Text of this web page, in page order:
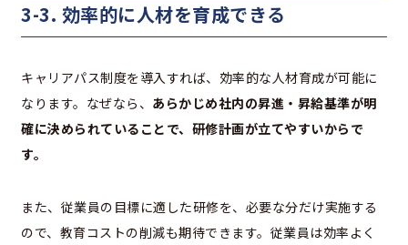
3-3. 効率的に人材を育成できる
キャリアパス制度を導入すれば、効率的な人材育成が可能に
なります。なぜなら、 あらかじめ社内の昇進・昇給基準が明
確に決められていることで、研修計画が立てやすいからで
す。
また、従業員の目標に適した研修を、必要な分だけ実施する
ので、教育コストの削減も期待できます。従業員は効率よく